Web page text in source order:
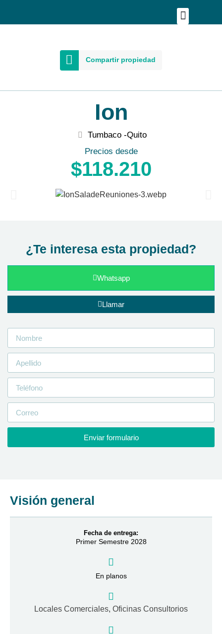
Compartir propiedad
Ion
Tumbaco -Quito
Precios desde
$118.210
Visión general
Fecha de entrega:
Primer Semestre 2028
En planos
Locales Comerciales, Oficinas Consultorios
¿Te interesa esta propiedad?
Whatsapp
Llamar
Enviar formulario